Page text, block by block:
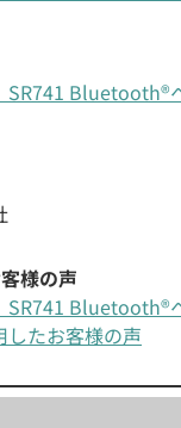
SR741
様の声
SR741
したお客様の声